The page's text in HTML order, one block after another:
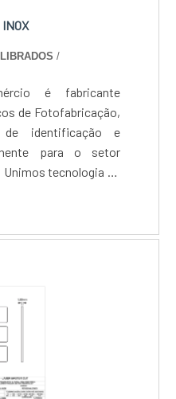
INOX
/
é fabricante
de Fotofabricação,
de identificação e
para o setor
tecnologia de
garantir que cada
de qualidade e
a rastreabilidade